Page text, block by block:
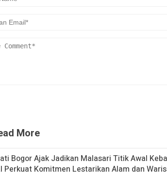
More
Bogor Ajak Jadikan Malasari Titik Awal
Perkuat Komitmen Lestarikan Alam dan